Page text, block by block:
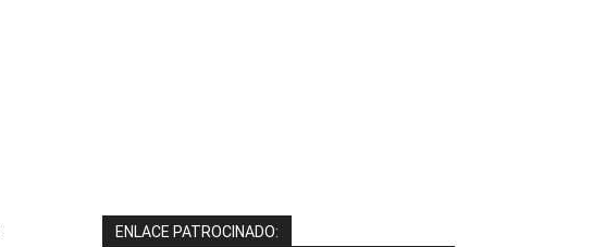
ENLACE PATROCINADO: